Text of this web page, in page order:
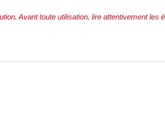
Avant toute utilisation, lire attentivement les